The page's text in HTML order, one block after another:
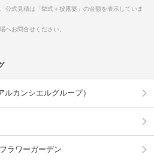
公式見積は「挙式＋披露宴」の金額を表示していま
へお問合せください。
カンシエルグループ）
ラワーガーデン